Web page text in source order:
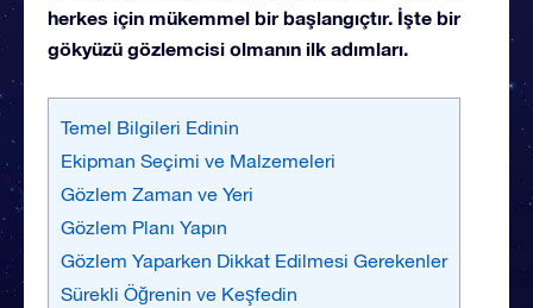
herkes için mükemmel bir başlangıçtır. İşte bir
gökyüzü gözlemcisi olmanın ilk adımları.
Temel Bilgileri Edinin
Ekipman Seçimi ve Malzemeleri
Gözlem Zaman ve Yeri
Gözlem Planı Yapın
Gözlem Yaparken Dikkat Edilmesi Gerekenler
Sürekli Öğrenin ve Keşfedin